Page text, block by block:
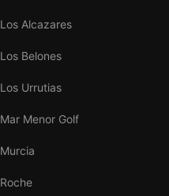
Los Alcazares
Los Belones
Los Urrutias
Mar Menor Golf
Murcia
Roche